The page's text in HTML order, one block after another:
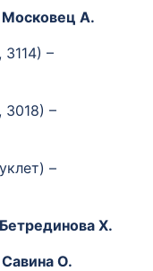
Московец А.
–
–
–
Бетрединова Х.
Савина О.